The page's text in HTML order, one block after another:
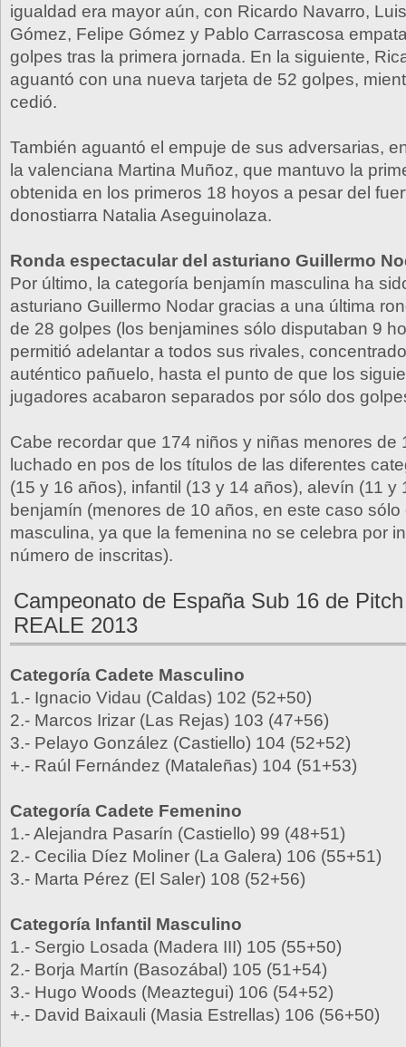
igualdad era mayor aún, con Ricardo Navarro,
Gómez, Felipe Gómez y Pablo Carrascosa
golpes tras la primera jornada. En la siguiente,
aguantó con una nueva tarjeta de 52 golpes,
cedió.
También aguantó el empuje de sus adversarias,
la valenciana Martina Muñoz, que mantuvo la
obtenida en los primeros 18 hoyos a pesar del
donostiarra Natalia Aseguinolaza.
Ronda espectacular del asturiano Guillermo
Por último, la categoría benjamín masculina ha
asturiano Guillermo Nodar gracias a una última
de 28 golpes (los benjamines sólo disputaban 9
permitió adelantar a todos sus rivales,
auténtico pañuelo, hasta el punto de que los
jugadores acabaron separados por sólo dos
Cabe recordar que 174 niños y niñas menores de
luchado en pos de los títulos de las diferentes
(15 y 16 años), infantil (13 y 14 años), alevín (11 y
benjamín (menores de 10 años, en este caso
masculina, ya que la femenina no se celebra por
número de inscritas).
Campeonato de España Sub 16 de
REALE 2013
Categoría Cadete Masculino
1.- Ignacio Vidau (Caldas) 102 (52+50)
2.- Marcos Irizar (Las Rejas) 103 (47+56)
3.- Pelayo González (Castiello) 104 (52+52)
+.- Raúl Fernández (Mataleñas) 104 (51+53)
Categoría Cadete Femenino
1.- Alejandra Pasarín (Castiello) 99 (48+51)
2.- Cecilia Díez Moliner (La Galera) 106 (55+51)
3.- Marta Pérez (El Saler) 108 (52+56)
Categoría Infantil Masculino
1.- Sergio Losada (Madera III) 105 (55+50)
2.- Borja Martín (Basozábal) 105 (51+54)
3.- Hugo Woods (Meaztegui) 106 (54+52)
+.- David Baixauli (Masia Estrellas) 106 (56+50)